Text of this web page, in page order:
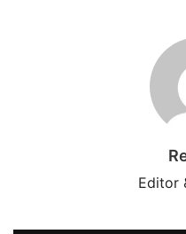
Editor